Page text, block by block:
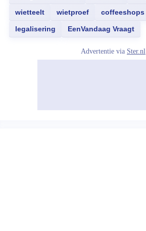
wietteelt wietproef coffeeshops
legalisering EenVandaag Vraagt
Advertentie via Ster.nl